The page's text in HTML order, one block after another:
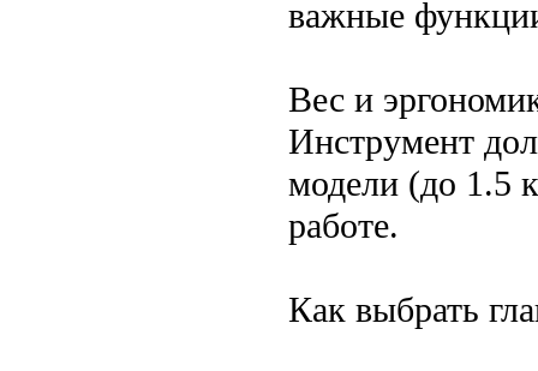
важные
Вес и
Инструмент
модели (до 1.5
работе.
Как выбрать